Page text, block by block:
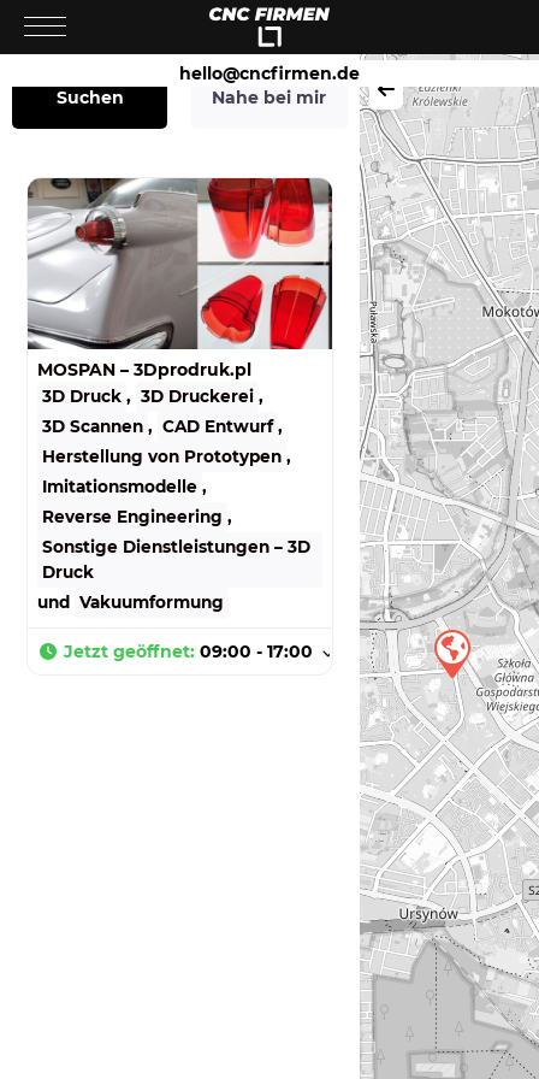
hello@cncfirmen.de
Suchen
Nahe bei mir
MOSPAN – 3Dprodruk.pl
3D Druck , 3D Druckerei ,
3D Scannen , CAD Entwurf ,
Herstellung von Prototypen ,
Imitationsmodelle ,
Reverse Engineering ,
Sonstige Dienstleistungen – 3D
Druck
und
Vakuumformung
Jetzt geöffnet: 09:00 - 17:00